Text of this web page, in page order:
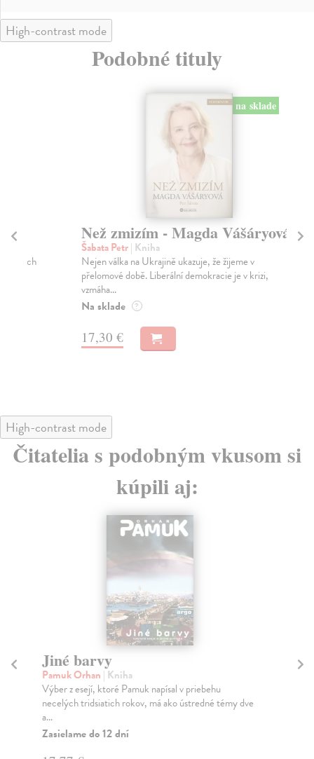
High-contrast mode
Podobné tituly
na sklade
Než zmizím - Magda Vášáryová
Šabata Petr| Kniha
Nejen válka na Ukrajině ukazuje, že žijeme v
přelomové době. Liberální demokracie je v krizi,
Na sklade ?
17,30 €
High-contrast mode
Čitatelia s podobným vkusom si
kúpili aj:
Objev purpurové barvy
Kašjak Mellanie| Kniha
Sbírka s názvem Objev purpurové barvy představuje
Mellanii Kašjak jako autorku výrazně intimní a ref...
Zasielame do 14 dní